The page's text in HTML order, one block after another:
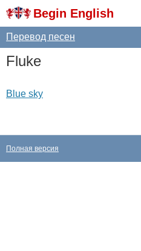
Begin English
Перевод песен
Fluke
Blue sky
Полная версия